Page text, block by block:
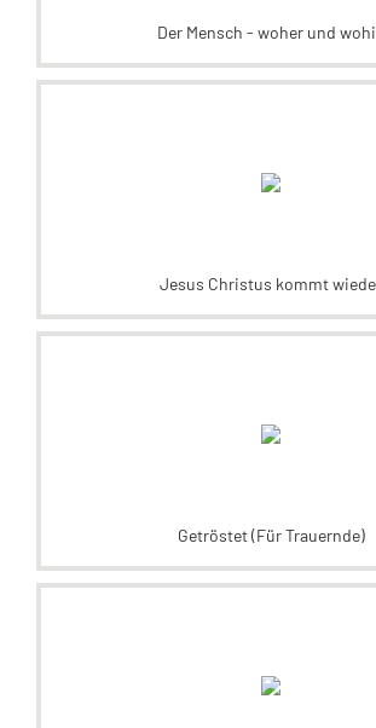
Der Mensch - woher und
Jesus Christus kommt
Getröstet (Für Trauernde)